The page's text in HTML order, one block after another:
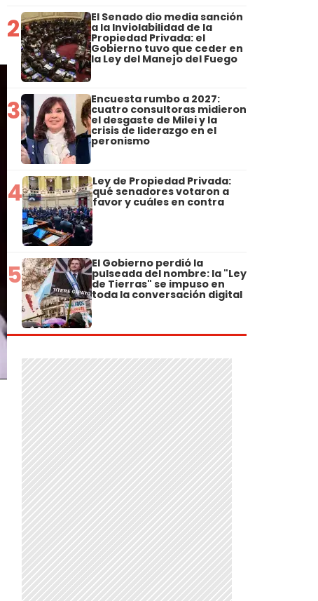
2 El Senado dio media sanción
a la Inviolabilidad de la
Propiedad Privada: el
Gobierno tuvo que ceder en
la Ley del Manejo del Fuego
3 Encuesta rumbo a 2027:
cuatro consultoras midieron
el desgaste de Milei y la
crisis de liderazgo en el
peronismo
4 Ley de Propiedad Privada:
qué senadores votaron a
favor y cuáles en contra
5 El Gobierno perdió la
pulseada del nombre: la "Ley
de Tierras" se impuso en
toda la conversación digital